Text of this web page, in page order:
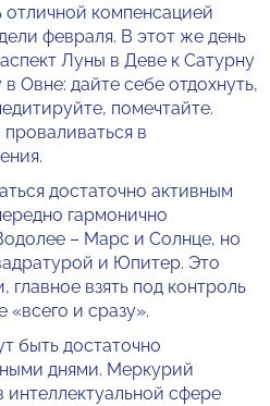
компенсацией
февраля. В этот же день
Луны в Деве к Сатурну
Овне: дайте себе отдохнуть,
помечтайте.
в
достаточно активным
гармонично
– Марс и Солнце, но
и Юпитер. Это
главное взять под контроль
и сразу».
быть достаточно
днями. Меркурий
интеллектуальной сфере